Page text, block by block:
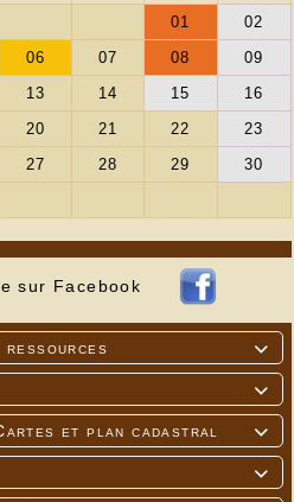
sur Facebook

ressources


et plan cadastral

---